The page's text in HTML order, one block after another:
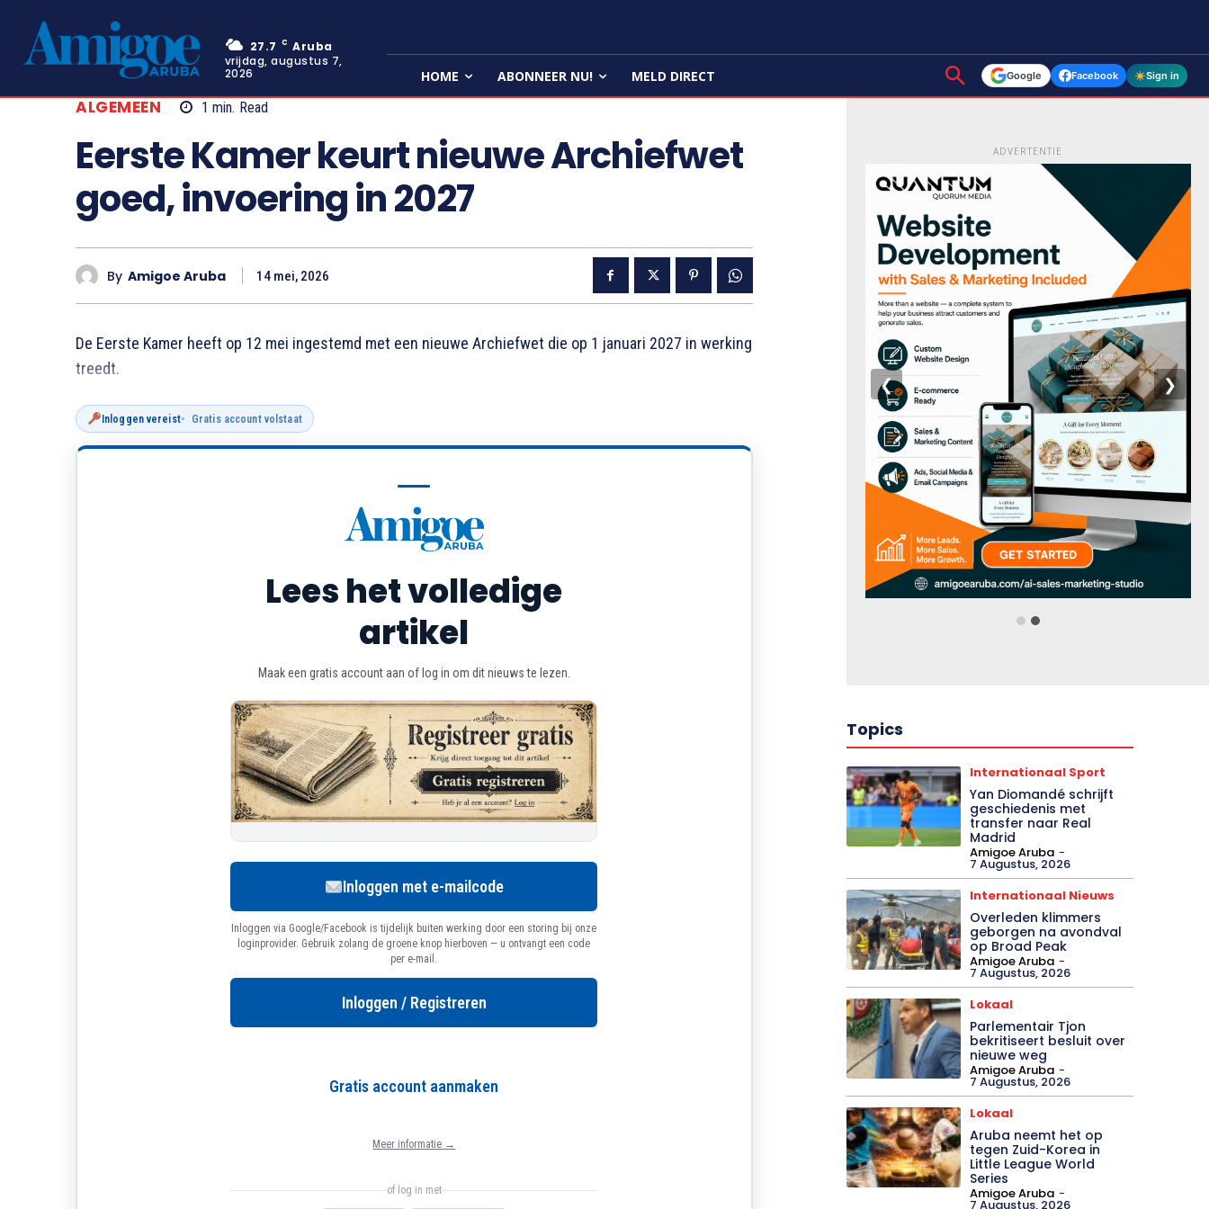
27.7 C Aruba
vrijdag, augustus 7,
2026
HOME ABONNEER NU! MELD DIRECT Google Facebook Sign in
ALGEMEEN 1 min. Read
Eerste Kamer keurt nieuwe Archiefwet
goed, invoering in 2027
By Amigoe Aruba 14 mei, 2026
De Eerste Kamer heeft op 12 mei ingestemd met een nieuwe Archiefwet die op 1 januari 2027 in werking
treedt.
Inloggen vereist Gratis account volstaat
Lees het volledige
artikel
Maak een gratis account aan of log in om dit nieuws te lezen.
Inloggen met e-mailcode
Inloggen via Google/Facebook is tijdelijk buiten werking door een storing bij onze
loginprovider. Gebruik zolang de groene knop hierboven — u ontvangt een code
per e-mail.
Inloggen / Registreren
Gratis account aanmaken
Meer informatie →
of log in met
ADVERTENTIE
❮ ❯
Topics
Internationaal Sport
Yan Diomandé schrijft
geschiedenis met
transfer naar Real
Madrid
Amigoe Aruba -
7 Augustus, 2026
Internationaal Nieuws
Overleden klimmers
geborgen na avondval
op Broad Peak
Amigoe Aruba -
7 Augustus, 2026
Lokaal
Parlementair Tjon
bekritiseert besluit over
nieuwe weg
Amigoe Aruba -
7 Augustus, 2026
Lokaal
Aruba neemt het op
tegen Zuid-Korea in
Little League World
Series
Amigoe Aruba -
7 Augustus, 2026